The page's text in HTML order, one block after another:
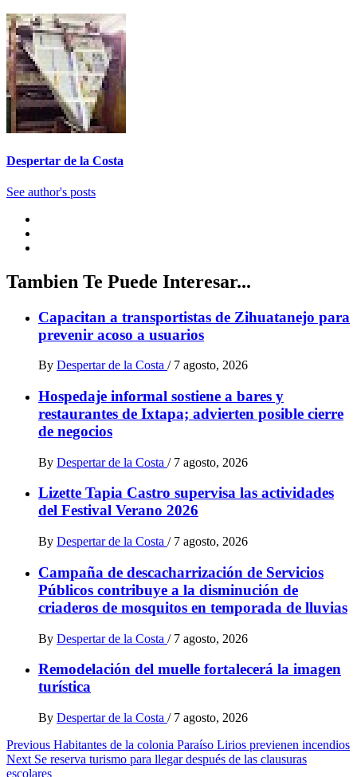
Despertar de la Costa
See author's posts
Tambien Te Puede Interesar...
Capacitan a transportistas de Zihuatanejo para
prevenir acoso a usuarios
By Despertar de la Costa / 7 agosto, 2026
Hospedaje informal sostiene a bares y
restaurantes de Ixtapa; advierten posible cierre
de negocios
By Despertar de la Costa / 7 agosto, 2026
Lizette Tapia Castro supervisa las actividades
del Festival Verano 2026
By Despertar de la Costa / 7 agosto, 2026
Campaña de descacharrización de Servicios
Públicos contribuye a la disminución de
criaderos de mosquitos en temporada de lluvias
By Despertar de la Costa / 7 agosto, 2026
Remodelación del muelle fortalecerá la imagen
turística
By Despertar de la Costa / 7 agosto, 2026
Post
navigation
Previous Habitantes de la colonia Paraíso Lirios previenen incendios
Next Se reserva turismo para llegar después de las clausuras
escolares